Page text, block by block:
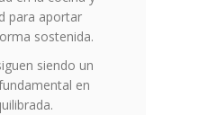
para aportar
sostenida.
siendo un
en